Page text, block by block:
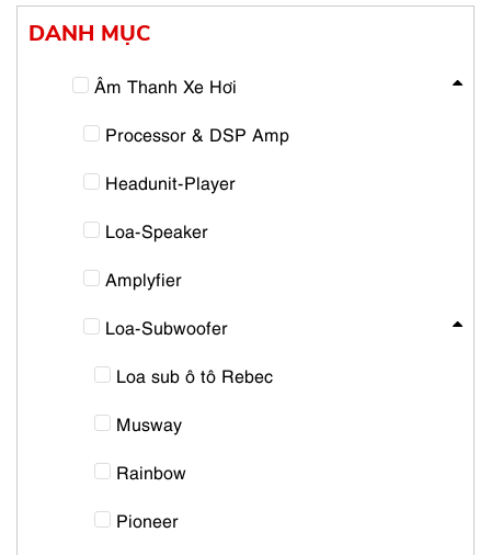
DANH MỤC
Âm Thanh Xe Hơi
Processor & DSP Amp
Headunit-Player
Loa-Speaker
Amplyfier
Loa-Subwoofer
Loa sub ô tô Rebec
Musway
Rainbow
Pioneer